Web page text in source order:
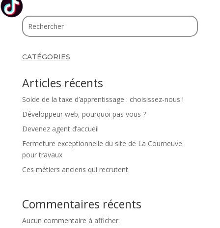
CATÉGORIES
Articles récents
Solde de la taxe d’apprentissage : choisissez-nous !
Développeur web, pourquoi pas vous ?
Devenez agent d’accueil
Fermeture exceptionnelle du site de La Courneuve
pour travaux
Ces métiers anciens qui recrutent
Commentaires récents
Aucun commentaire à afficher.